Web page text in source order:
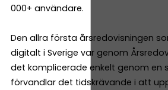
000+ användare.
Den allra första årsredovisningen
digitalt i Sverige var genom
det komplicerade enkelt genom en
förvandlar det tidskrävande i att